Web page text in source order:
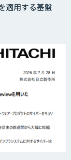
適用する基盤